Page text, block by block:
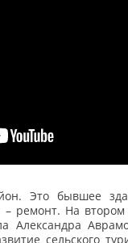
Это бывшее
– ремонт. На
Александра
сельского